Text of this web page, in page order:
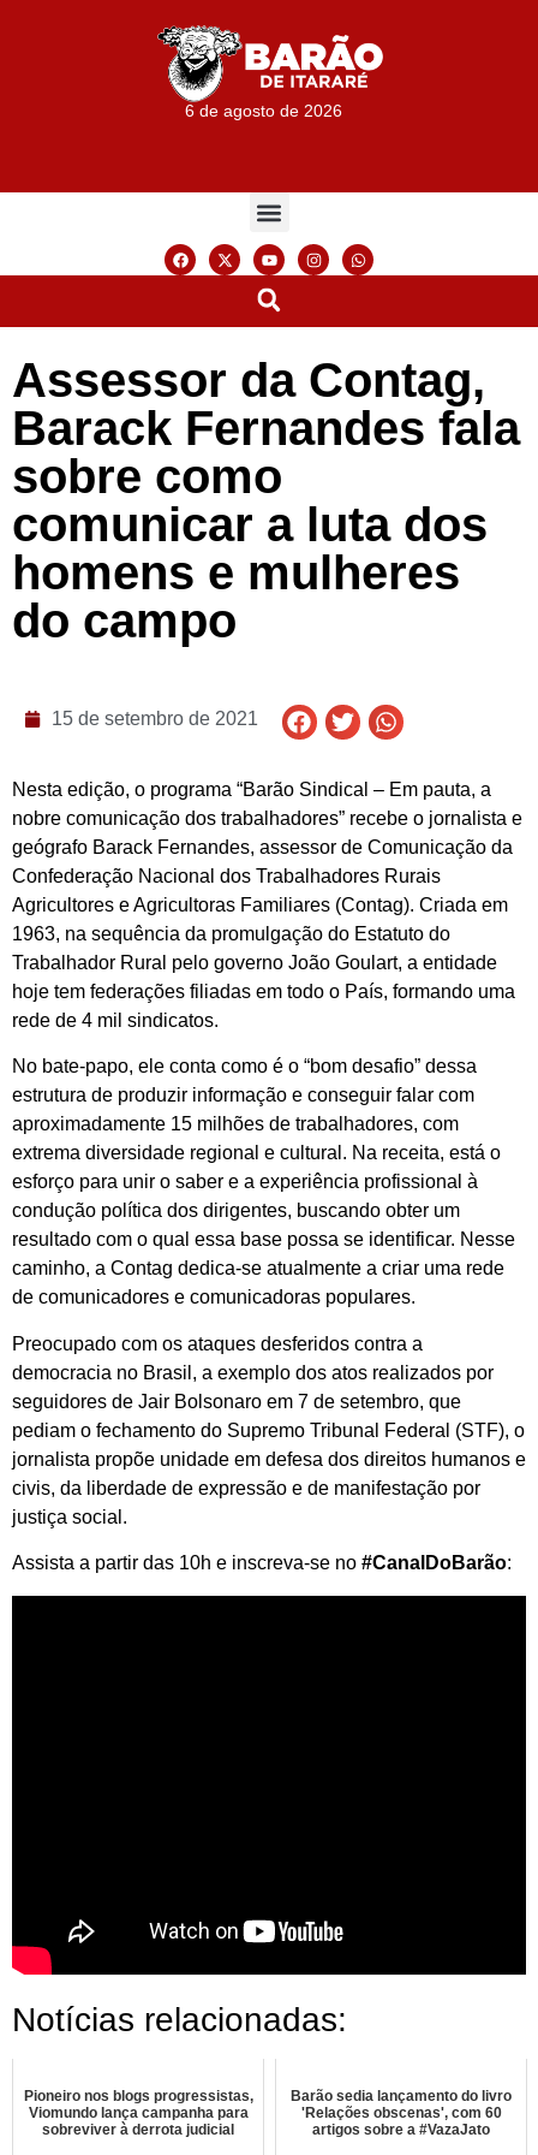
6 de agosto de 2026
Assessor da Contag,
Barack Fernandes fala
sobre como
comunicar a luta dos
homens e mulheres
do campo
15 de setembro de 2021
Nesta edição, o programa “Barão Sindical – Em pauta, a
nobre comunicação dos trabalhadores” recebe o jornalista e
geógrafo Barack Fernandes, assessor de Comunicação da
Confederação Nacional dos Trabalhadores Rurais
Agricultores e Agricultoras Familiares (Contag). Criada em
1963, na sequência da promulgação do Estatuto do
Trabalhador Rural pelo governo João Goulart, a entidade
hoje tem federações filiadas em todo o País, formando uma
rede de 4 mil sindicatos.
No bate-papo, ele conta como é o “bom desafio” dessa
estrutura de produzir informação e conseguir falar com
aproximadamente 15 milhões de trabalhadores, com
extrema diversidade regional e cultural. Na receita, está o
esforço para unir o saber e a experiência profissional à
condução política dos dirigentes, buscando obter um
resultado com o qual essa base possa se identificar. Nesse
caminho, a Contag dedica-se atualmente a criar uma rede
de comunicadores e comunicadoras populares.
Preocupado com os ataques desferidos contra a
democracia no Brasil, a exemplo dos atos realizados por
seguidores de Jair Bolsonaro em 7 de setembro, que
pediam o fechamento do Supremo Tribunal Federal (STF), o
jornalista propõe unidade em defesa dos direitos humanos e
civis, da liberdade de expressão e de manifestação por
justiça social.
Assista a partir das 10h e inscreva-se no #CanalDoBarão:
Notícias relacionadas:
Pioneiro nos blogs progressistas,
Viomundo lança campanha para
sobreviver à derrota judicial
Barão sedia lançamento do livro
'Relações obscenas', com 60
artigos sobre a #VazaJato